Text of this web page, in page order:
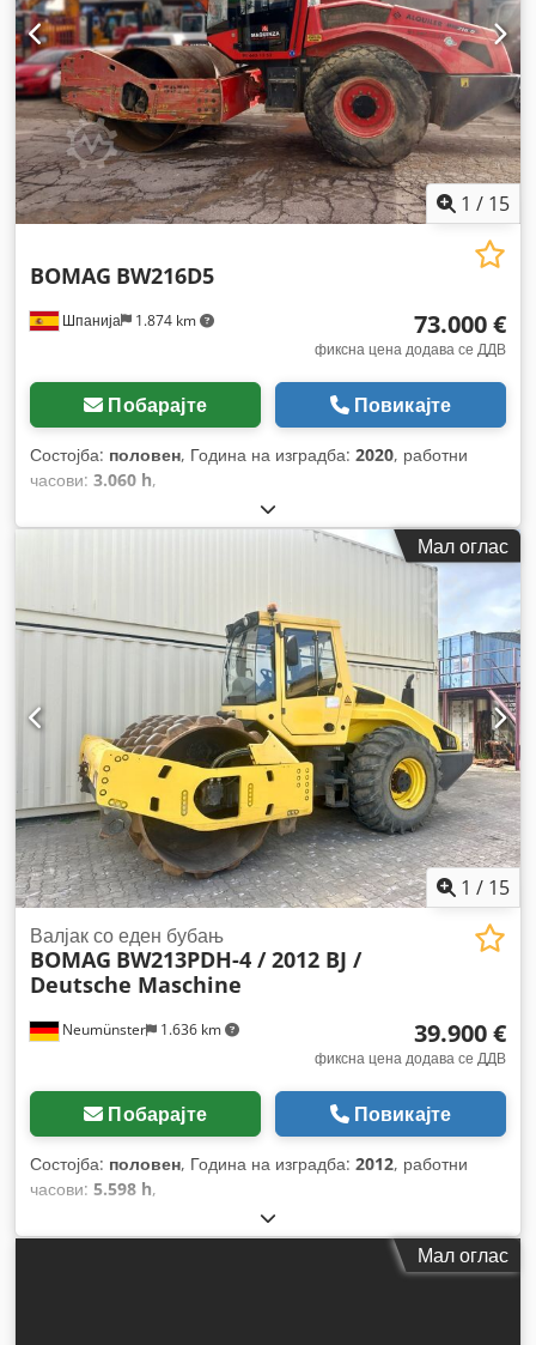
1 / 15
Шпанија 1.874 km
BOMAG BW216D5
73.000 €
фиксна цена додава се ДДВ
Побарајте Повикајте
Состојба: половен, Година на изградба: 2020, работни
часови: 3.060 h,
Мал оглас
1 / 15
Neumünster 1.636 km
Валјак со еден бубањ
BOMAG BW213PDH-4 / 2012 BJ /
Deutsche Maschine
39.900 €
фиксна цена додава се ДДВ
Побарајте Повикајте
Состојба: половен, Година на изградба: 2012, работни
часови: 5.598 h,
Мал оглас